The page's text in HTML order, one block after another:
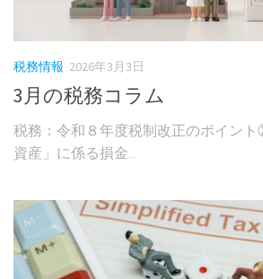
税務情報 2026年3月3日
3月の税務コラム
税務：令和８年度税制改正のポイン
資産」に係る損金...